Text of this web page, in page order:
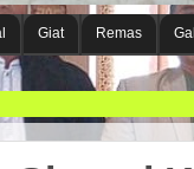
Giat Remas